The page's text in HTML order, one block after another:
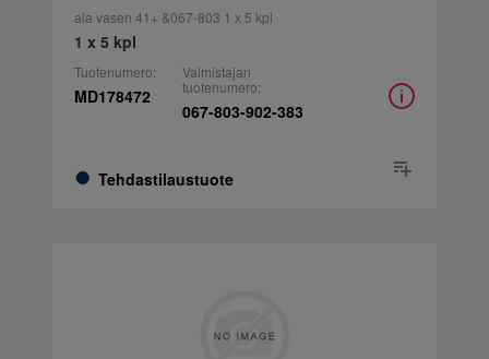
ala vasen 41+ &067-803 1 x 5 kpl
1 x 5 kpl
Tuotenumero:
MD178472
Tehdastilaustuote
Valmistajan
tuotenumero:
067-803-902-383